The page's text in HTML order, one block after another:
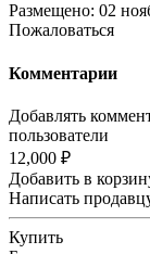
Размещено: 02
Пожаловаться
Комментарии
Добавлять
пользователи
12,000 ₽
Добавить в
Написать
Купить